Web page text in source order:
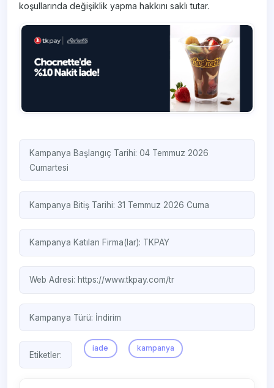
koşullarında değişiklik yapma hakkını saklı tutar.
Kampanya Başlangıç Tarihi: 04 Temmuz 2026
Cumartesi
Kampanya Bitiş Tarihi: 31 Temmuz 2026 Cuma
Kampanya Katılan Firma(lar): TKPAY
Web Adresi: https://www.tkpay.com/tr
Kampanya Türü: İndirim
Etiketler:
iade kampanya